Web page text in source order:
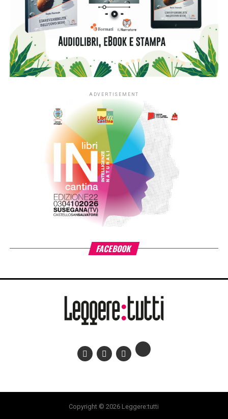
ADVERTISEMENT
FACEBOOK
Copyright © 2026 Leggere:tutti